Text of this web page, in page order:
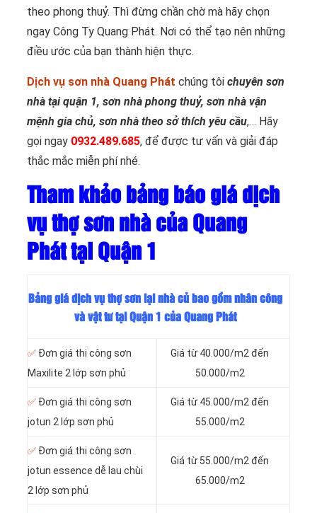
theo phong thuỷ. Thì đừng chần chờ mà hãy chọn
ngay Công Ty Quang Phát. Nơi có thể tạo nên những
điều ước của bạn thành hiện thực.
Dịch vụ sơn nhà Quang Phát chúng tôi chuyên sơn
nhà tại quận 1, sơn nhà phong thuỷ, sơn nhà vận
mệnh gia chủ, sơn nhà theo sở thích yêu cầu,… Hãy
gọi ngay 0932.489.685, để được tư vấn và giải đáp
thắc mắc miễn phí nhé.
Tham khảo bảng báo giá dịch
vụ thợ sơn nhà của Quang
Phát tại Quận 1
Bảng giá dịch vụ thợ sơn lại nhà củ bao gồm nhân công
và vật tư tại Quận 1 của Quang Phát
✅ Đơn giá thi công sơn
Maxilite 2 lớp sơn phủ
Giá từ 40.000/m2 đến
50.000/m2
✅ Đơn giá thi công sơn
jotun 2 lớp sơn phủ
Giá từ 45.000/m2 đến
55.000/m2
✅ Đơn giá thi công sơn
jotun essence dễ lau chùi
2 lớp sơn phủ
Giá từ 55.000/m2 đến
65.000/m2